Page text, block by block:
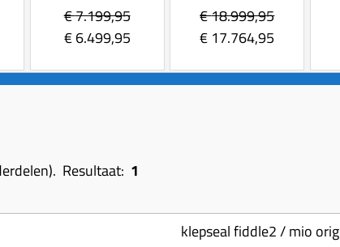
€7.199,95
€6.499,95
€18.999,95
€ 17.764,95
Resultaat: 1
klepseal fiddle2 / mio orig